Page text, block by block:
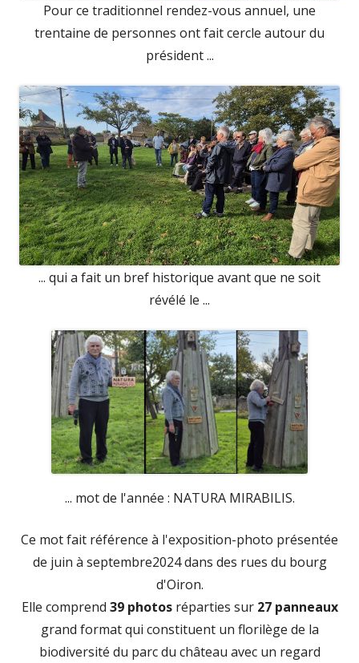
Pour ce traditionnel rendez-vous annuel, une
trentaine de personnes ont fait cercle autour du
président ...
... qui a fait un bref historique avant que ne soit
révélé le ...
... mot de l'année : NATURA MIRABILIS.
Ce mot fait référence à l'exposition-photo présentée
de juin à septembre2024 dans des rues du bourg
d'Oiron.
Elle comprend 39 photosréparties sur 27 panneaux
grand format qui constituent un florilège de la
biodiversité du parc du château avec un regard